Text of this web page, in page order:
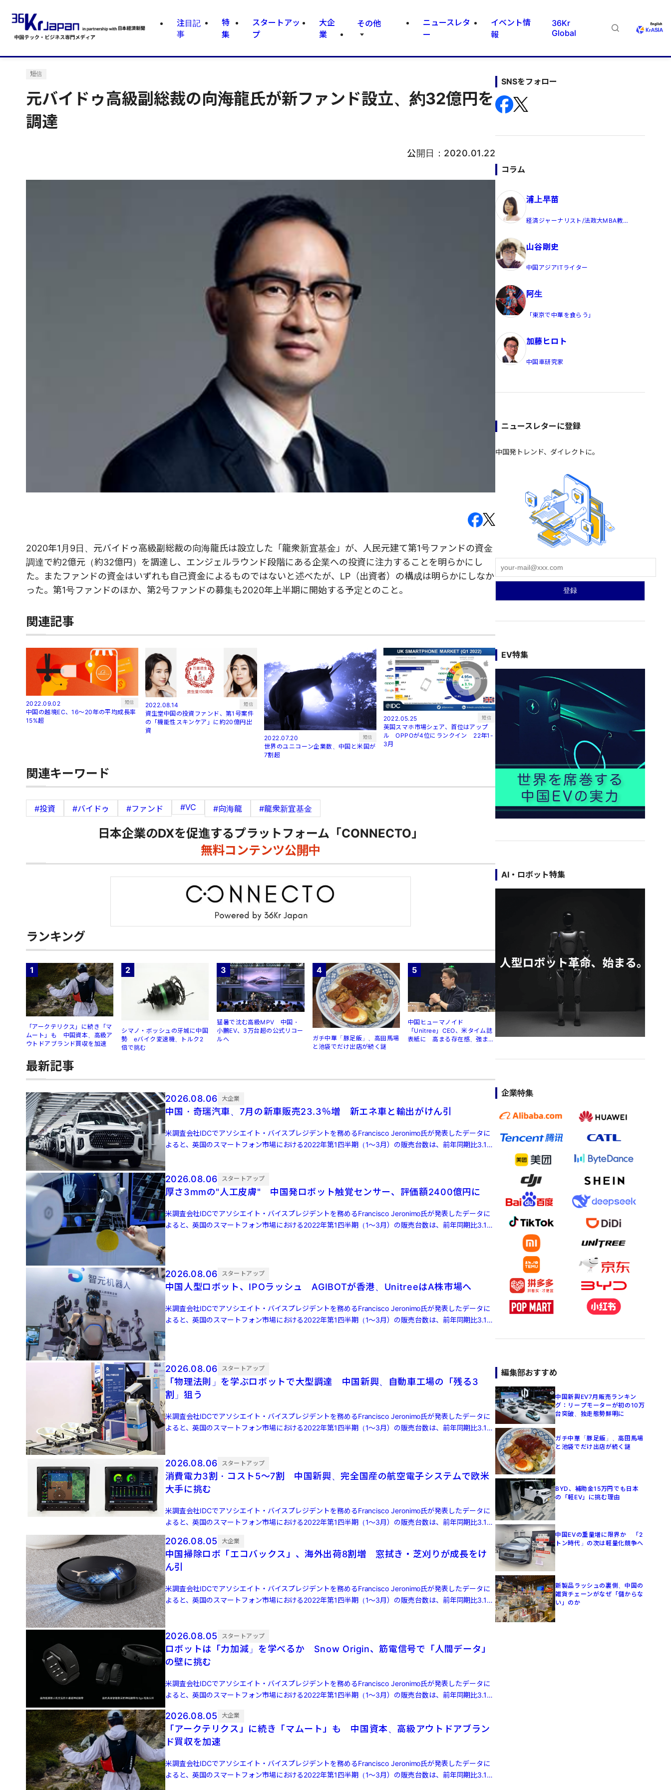
注目記
事
特
集
スタートアッ
プ
大企
業
その他
ニュースレタ
ー
イベント情
報
36Kr
Global
短信
元バイドゥ高級副総裁の向海龍氏が新ファンド設立、約32億円を
調達
公開日： 2020.01.22
2020年1月9日、元バイドゥ高級副総裁の向海龍氏は設立した「龍衆新宜基金」が、人民元建て第1号ファンドの資金
調達で約2億元（約32億円）を調達し、エンジェルラウンド段階にある企業への投資に注力することを明らかにし
た。またファンドの資金はいずれも自己資金によるものではないと述べたが、LP（出資者）の構成は明らかにしなか
った。第1号ファンドのほか、第2号ファンドの募集も2020年上半期に開始する予定とのこと。
関連記事
2022.09.02 短信
中国の越境EC、16～20年の平均成長率
15%超
2022.08.14 短信
資生堂中国の投資ファンド、第1号案件
の「機能性スキンケア」に約20億円出
資
2022.07.20
短信
世界のユニコーン企業数、中国と米国が
7割超
2022.05.25 短信
英国スマホ市場シェア、首位はアップ
ル OPPOが4位にランクイン 22年1-
3月
関連キーワード
#投資 #バイドゥ #ファンド #VC #向海龍 #龍衆新宜基金
日本企業のDXを促進するプラットフォーム「CONNECTO」
無料コンテンツ公開中
ランキング
1
「アークテリクス」に続き「マ
ムート」も 中国資本、高級ア
ウトドアブランド買収を加速
2
シマノ・ボッシュの牙城に中国
勢 eバイク変速機、トルク2
倍で挑む
3
猛暑で沈む高級MPV 中国・
小鵬EV、3万台超の公式リコー
ルへ
4
ガチ中華「豚足飯」、高田馬場
と池袋でだけ出店が続く謎
5
中国ヒューマノイド
「Unitree」CEO、米タイム誌
表紙に 高まる存在感、強まる
最新記事
2026.08.06 大企業
中国・奇瑞汽車、7月の新車販売23.3％増 新エネ車と輸出がけん引
米調査会社IDCでアソシエイト・バイスプレジデントを務めるFrancisco Jeronimo氏が発表したデータに
よると、英国のスマートフォン市場における2022年第1四半期（1～3月）の販売台数は、前年同期比3.1%
2026.08.06 スタートアップ
厚さ3mmの"人工皮膚" 中国発ロボット触覚センサー、評価額2400億円に
米調査会社IDCでアソシエイト・バイスプレジデントを務めるFrancisco Jeronimo氏が発表したデータに
よると、英国のスマートフォン市場における2022年第1四半期（1～3月）の販売台数は、前年同期比3.1%
2026.08.06 スタートアップ
中国人型ロボット、IPOラッシュ AGIBOTが香港、UnitreeはA株市場へ
米調査会社IDCでアソシエイト・バイスプレジデントを務めるFrancisco Jeronimo氏が発表したデータに
よると、英国のスマートフォン市場における2022年第1四半期（1～3月）の販売台数は、前年同期比3.1%
増 […]
2026.08.06 スタートアップ
「物理法則」を学ぶロボットで大型調達 中国新興、自動車工場の「残る3
割」狙う
米調査会社IDCでアソシエイト・バイスプレジデントを務めるFrancisco Jeronimo氏が発表したデータに
よると、英国のスマートフォン市場における2022年第1四半期（1～3月）の販売台数は、前年同期比3.1%
2026.08.06 スタートアップ
消費電力3割・コスト5〜7割 中国新興、完全国産の航空電子システムで欧米
大手に挑む
米調査会社IDCでアソシエイト・バイスプレジデントを務めるFrancisco Jeronimo氏が発表したデータに
よると、英国のスマートフォン市場における2022年第1四半期（1～3月）の販売台数は、前年同期比3.1%
増 […]
2026.08.05 大企業
中国掃除ロボ「エコバックス」、海外出荷8割増 窓拭き・芝刈りが成長をけ
ん引
米調査会社IDCでアソシエイト・バイスプレジデントを務めるFrancisco Jeronimo氏が発表したデータに
よると、英国のスマートフォン市場における2022年第1四半期（1～3月）の販売台数は、前年同期比3.1%
増 […]
2026.08.05 スタートアップ
ロボットは「力加減」を学べるか Snow Origin、筋電信号で「人間データ」
の壁に挑む
米調査会社IDCでアソシエイト・バイスプレジデントを務めるFrancisco Jeronimo氏が発表したデータに
よると、英国のスマートフォン市場における2022年第1四半期（1～3月）の販売台数は、前年同期比3.1%
増 […]
2026.08.05 大企業
「アークテリクス」に続き「マムート」も 中国資本、高級アウトドアブラン
ド買収を加速
米調査会社IDCでアソシエイト・バイスプレジデントを務めるFrancisco Jeronimo氏が発表したデータに
よると、英国のスマートフォン市場における2022年第1四半期（1～3月）の販売台数は、前年同期比3.1%
増 […]
SNSをフォロー
コラム
浦上早苗
経済ジャーナリスト/法政大MBA教
山谷剛史
中国アジアITライター
阿生
「東京で中華を食らう」
加藤ヒロト
中国車研究家
ニュースレターに登録
中国発トレンド、ダイレクトに。
EV特集
AI・ロボット特集
企業特集
編集部おすすめ
中国新興EV7月販売ランキン
グ：リープモーターが初の10万
台突破、独走態勢鮮明に
ガチ中華「豚足飯」、高田馬場
と池袋でだけ出店が続く謎
BYD、補助金15万円でも日本
の「軽EV」に挑む理由
中国EVの重量増に限界か 「2
トン時代」の次は軽量化競争へ
新製品ラッシュの裏側、中国の
雑貨チェーンがなぜ「儲からな
い」のか